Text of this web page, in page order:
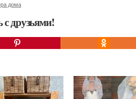
дома
друзьями!